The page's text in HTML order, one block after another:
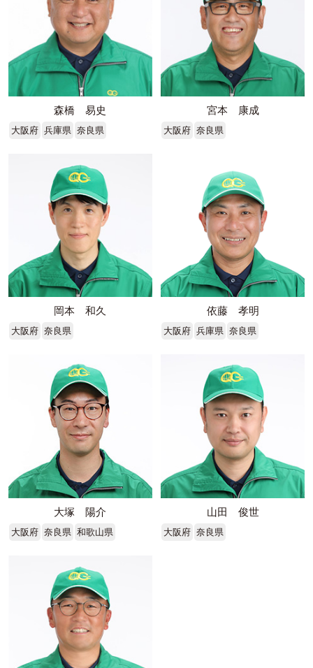
森橋 易史
大阪府 兵庫県 奈良県
宮本 康成
大阪府 奈良県
岡本 和久
大阪府 奈良県
依藤 孝明
大阪府 兵庫県 奈良県
大塚 陽介
大阪府 奈良県 和歌山県
山田 俊世
大阪府 奈良県